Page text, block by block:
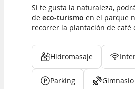
Si te gusta la naturaleza,
de eco-turismo en el parque
recorrer la plantación de café
Hidromasaje
Parking Gimnasio